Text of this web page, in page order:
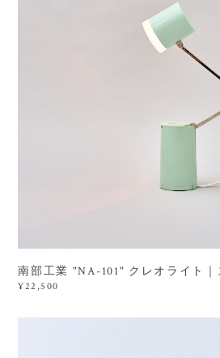
南部工業 "NA-101" クレオライト｜
¥22,500